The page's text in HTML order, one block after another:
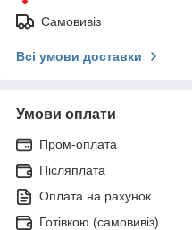
Самовивіз
Всі умови доставки
Умови оплати
Пром-оплата
Післяплата
Оплата на рахунок
Готівкою (самовивіз)